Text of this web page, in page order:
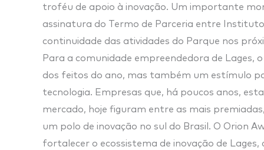
troféu de apoio à inovação. Um importante
assinatura do Termo de Parceria entre
continuidade das atividades do Parque nos
Para a comunidade empreendedora de Lages,
dos feitos do ano, mas também um estímulo
tecnologia. Empresas que, há poucos anos,
mercado, hoje figuram entre as mais
um polo de inovação no sul do Brasil. O Orion
fortalecer o ecossistema de inovação de